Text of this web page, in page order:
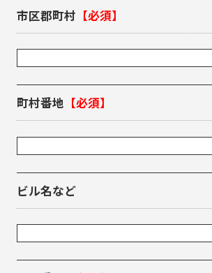
市区郡町村 【必須】
町村番地 【必須】
ビル名など